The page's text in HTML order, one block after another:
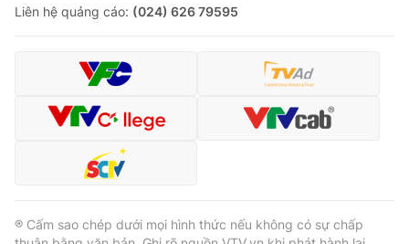
Liên hệ quảng cáo: (024) 626 79595
® Cấm sao chép dưới mọi hình thức nếu không có sự chấp